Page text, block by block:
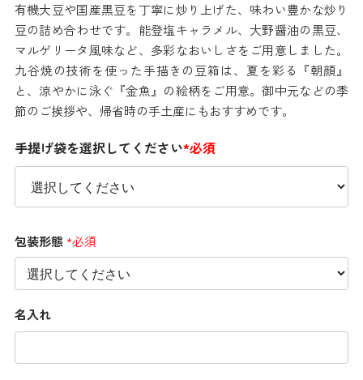
有機大豆や国産黒豆を丁寧に炒り上げた、味わい豊かな炒り
豆の詰め合わせです。能登塩キャラメル、大野醤油の黒豆、
マルゲリータ風味など、多彩なおいしさをご用意しました。
九谷焼の技術を使った手描きの豆箱は、夏を彩る『朝顔』
と、涼やかに泳ぐ『金魚』の絵柄をご用意。御中元などの季
節のご挨拶や、帰省時の手土産にもおすすめです。
手提げ袋を選択してください*必須
包装形態*必須
名入れ